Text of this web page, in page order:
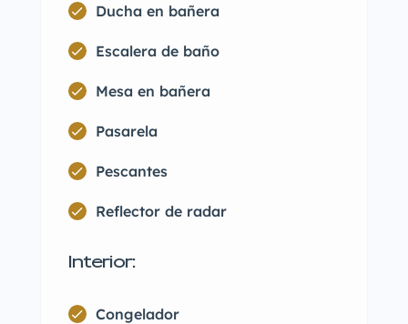
Ducha en bañera
Escalera de baño
Mesa en bañera
Pasarela
Pescantes
Reflector de radar
Interior:
Congelador